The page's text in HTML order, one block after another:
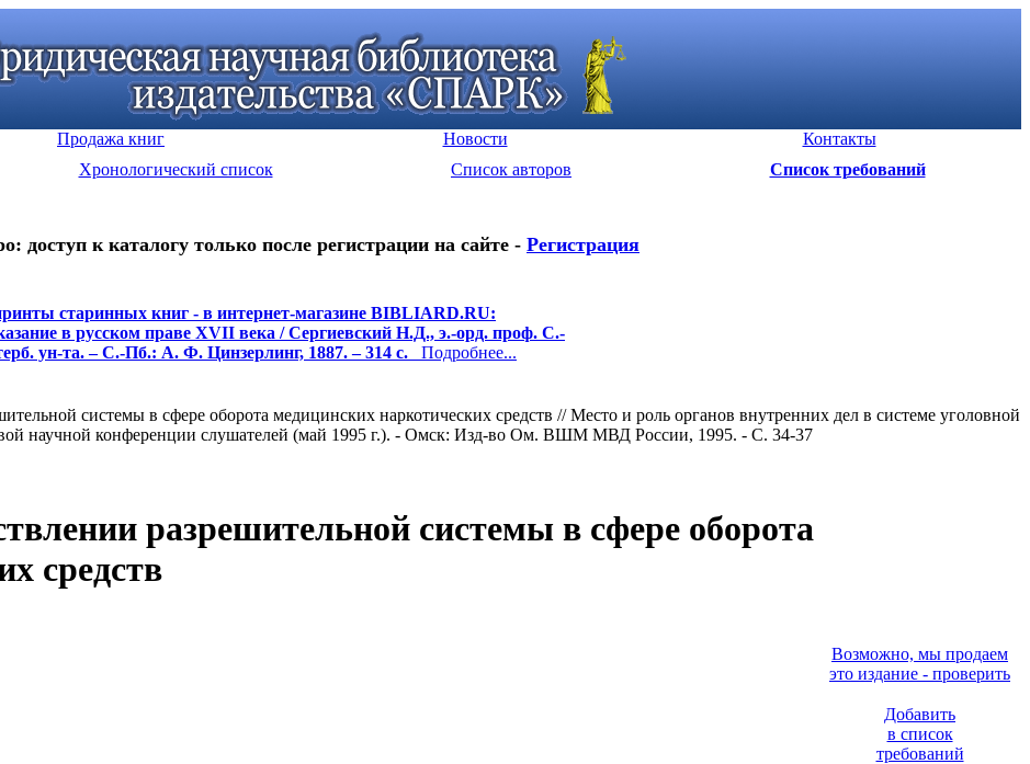
Продажа книг Новости
Контакты
Хронологический список Список авторов Список требований
доступ к каталогу только после регистрации на сайте - Регистрация
старинных книг - в интернет-магазине BIBLIARD.RU:
в русском праве XVII века / Сергиевский Н.Д., э.-орд. проф. С.-
ун-та. – С.-Пб.: А. Ф. Цинзерлинг, 1887. – 314 с. Подробнее...
системы в сфере оборота медицинских наркотических средств // Место и роль органов внутренних дел в системе уголовной
научной конференции слушателей (май 1995 г.). - Омск: Изд-во Ом. ВШМ МВД России, 1995. - С. 34-37
разрешительной системы в сфере оборота
средств
Возможно, мы продаем
это издание - проверить
Добавить
в список
требований